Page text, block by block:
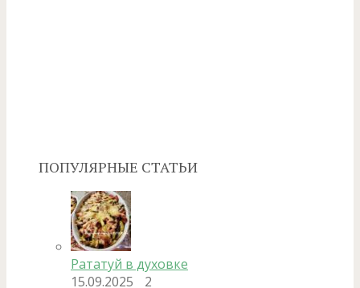
ПОПУЛЯРНЫЕ СТАТЬИ
Рататуй в духовке
15.09.2025
2